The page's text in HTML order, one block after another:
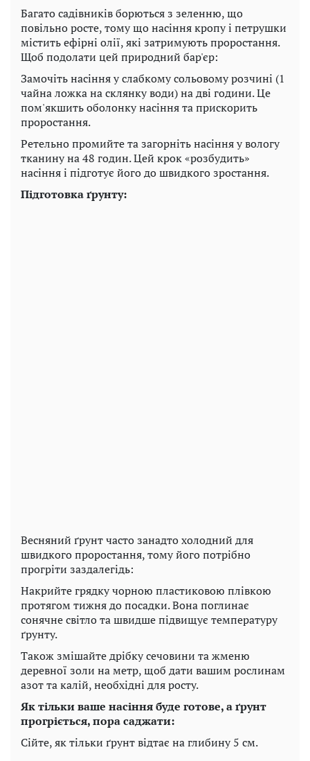
Багато садівників борються з зеленню, що
повільно росте, тому що насіння кропу і петрушки
містить ефірні олії, які затримують проростання.
Щоб подолати цей природний бар'єр:
Замочіть насіння у слабкому сольовому розчині (1
чайна ложка на склянку води) на дві години. Це
пом'якшить оболонку насіння та прискорить
проростання.
Ретельно промийте та загорніть насіння у вологу
тканину на 48 годин. Цей крок «розбудить»
насіння і підготує його до швидкого зростання.
Підготовка ґрунту:
Весняний ґрунт часто занадто холодний для
швидкого проростання, тому його потрібно
прогріти заздалегідь:
Накрийте грядку чорною пластиковою плівкою
протягом тижня до посадки. Вона поглинає
сонячне світло та швидше підвищує температуру
ґрунту.
Також змішайте дрібку сечовини та жменю
деревної золи на метр, щоб дати вашим рослинам
азот та калій, необхідні для росту.
Як тільки ваше насіння буде готове, а ґрунт
прогріється, пора саджати:
Сійте, як тільки ґрунт відтає на глибину 5 см.